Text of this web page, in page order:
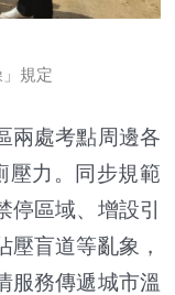
規定
兩處考點周邊各
壓力。同步規範
區域、增設引
盲道等亂象，
服務傳遞城市溫